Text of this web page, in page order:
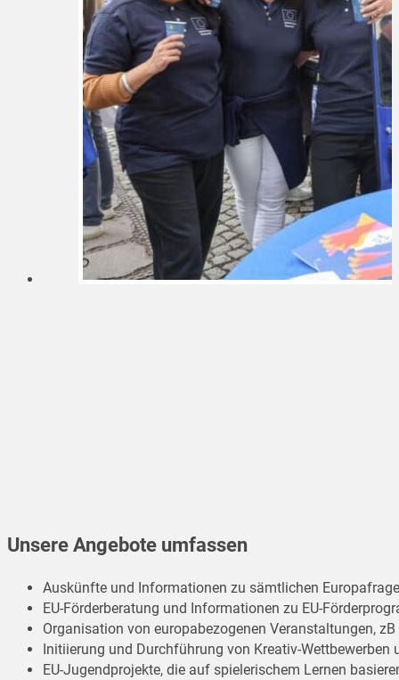
Unsere Angebote umfassen
Auskünfte und Informationen zu sämtlichen
EU-Förderberatung und Informationen zu EU-
Organisation von europabezogenen Veranstaltungen,
Initiierung und Durchführung von Kreativ-
EU-Jugendprojekte, die auf spielerischem Lernen